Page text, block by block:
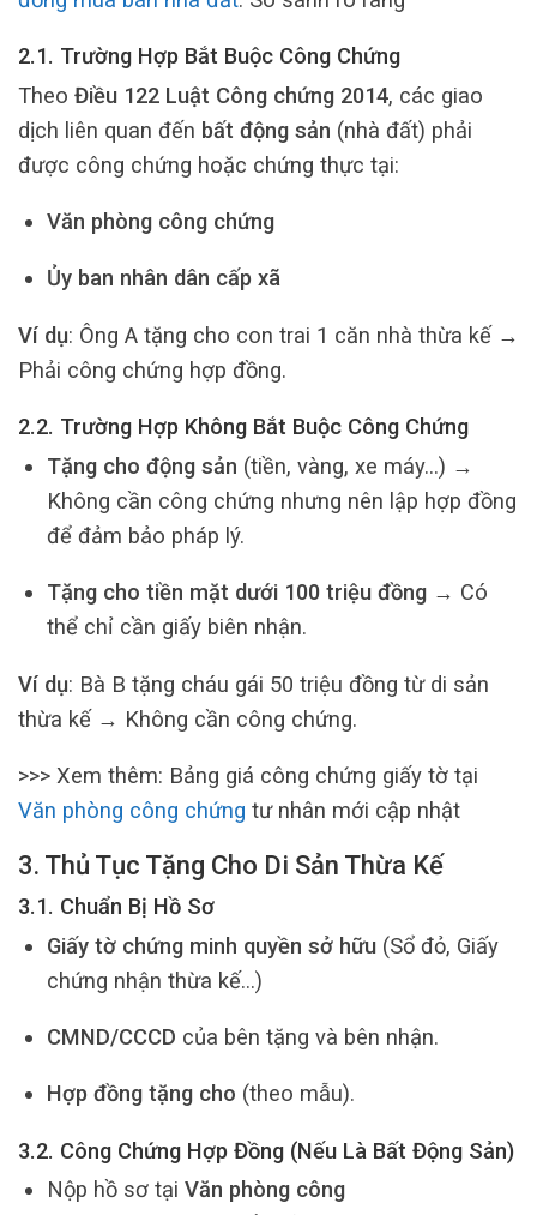
2.1. Trường Hợp Bắt Buộc Công Chứng
Theo Điều 122 Luật Công chứng 2014, các giao
dịch liên quan đến bất động sản (nhà đất) phải
được công chứng hoặc chứng thực tại:
Văn phòng công chứng
Ủy ban nhân dân cấp xã
Ví dụ: Ông A tặng cho con trai 1 căn nhà thừa kế →
Phải công chứng hợp đồng.
2.2. Trường Hợp Không Bắt Buộc Công Chứng
Tặng cho động sản (tiền, vàng, xe máy…) →
Không cần công chứng nhưng nên lập hợp đồng
để đảm bảo pháp lý.
Tặng cho tiền mặt dưới 100 triệu đồng→ Có
thể chỉ cần giấy biên nhận.
Ví dụ: Bà B tặng cháu gái 50 triệu đồng từ di sản
thừa kế → Không cần công chứng.
>>> Xem thêm: Bảng giá công chứng giấy tờ tại
Văn phòng công chứng tư nhân mới cập nhật
3. Thủ Tục Tặng Cho Di Sản Thừa Kế
3.1. Chuẩn Bị Hồ Sơ
Giấy tờ chứng minh quyền sở hữu(Sổ đỏ, Giấy
chứng nhận thừa kế…)
CMND/CCCD của bên tặng và bên nhận.
Hợp đồng tặng cho (theo mẫu).
3.2. Công Chứng Hợp Đồng (Nếu Là Bất Động Sản)
Nộp hồ sơ tại Văn phòng công